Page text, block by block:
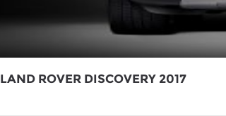
LAND ROVER DISCOVERY 2017